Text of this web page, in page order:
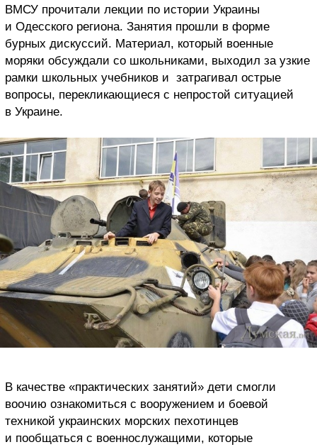
ВМСУ прочитали лекции по истории Украины
и Одесского региона. Занятия прошли в форме
бурных дискуссий. Материал, который военные
моряки обсуждали со школьниками, выходил за узкие
рамки школьных учебников и затрагивал острые
вопросы, перекликающиеся с непростой ситуацией
в Украине.
В качестве «практических занятий» дети смогли
воочию ознакомиться с вооружением и боевой
техникой украинских морских пехотинцев
и пообщаться с военнослужащими, которые